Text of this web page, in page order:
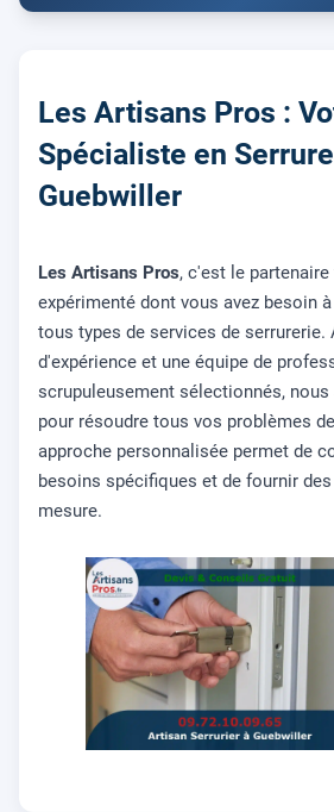
Les Artisans Pros :
Spécialiste en
Guebwiller
Les Artisans Pros, c'est le
expérimenté dont vous avez besoin à
tous types de services de serrurerie.
d'expérience et une équipe de
scrupuleusement sélectionnés,
pour résoudre tous vos problèmes
approche personnalisée permet de
besoins spécifiques et de fournir
mesure.